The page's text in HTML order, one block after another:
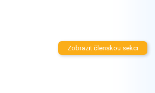
Zobrazit členskou sekci